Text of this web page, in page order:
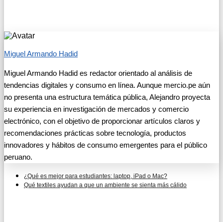
Miguel Armando Hadid
Miguel Armando Hadid es redactor orientado al análisis de
tendencias digitales y consumo en línea. Aunque mercio.pe aún
no presenta una estructura temática pública, Alejandro proyecta
su experiencia en investigación de mercados y comercio
electrónico, con el objetivo de proporcionar artículos claros y
recomendaciones prácticas sobre tecnología, productos
innovadores y hábitos de consumo emergentes para el público
peruano.
¿Qué es mejor para estudiantes: laptop, iPad o Mac?
Qué textiles ayudan a que un ambiente se sienta más cálido